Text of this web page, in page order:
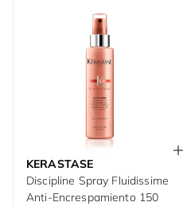
KERASTASE
Discipline Spray Fluidissime
Anti-Encrespamiento 150